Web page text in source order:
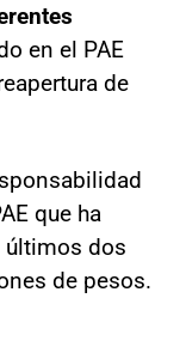
en el PAE
de
que ha
últimos dos
de pesos.